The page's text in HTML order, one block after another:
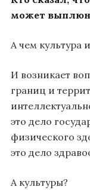
может
А чем культура
И возникает
границ и
это дело
физического
это дело
А культуры?